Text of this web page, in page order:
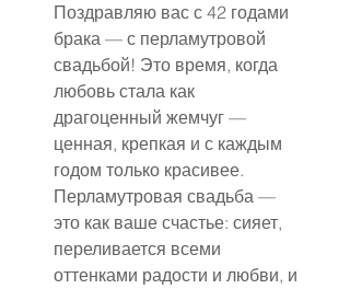
Поздравляю вас с 42 годами
брака — с перламутровой
свадьбой! Это время, когда
любовь стала как
драгоценный жемчуг —
ценная, крепкая и с каждым
годом только красивее.
Перламутровая свадьба —
это как ваше счастье: сияет,
переливается всеми
оттенками радости и любви, и